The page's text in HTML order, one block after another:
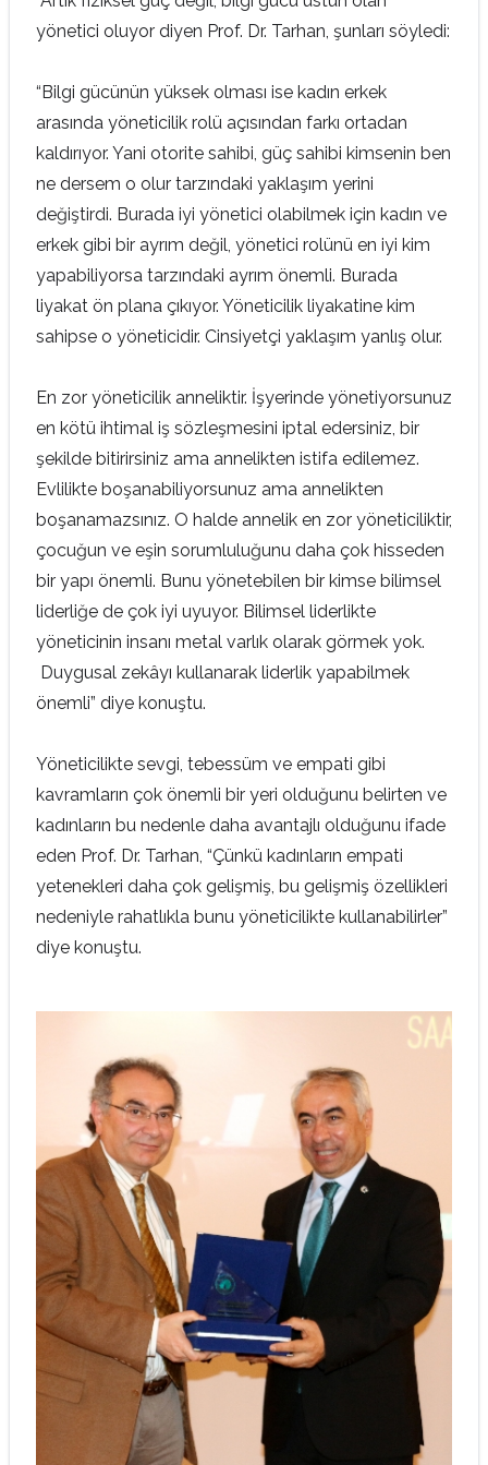
yönetici oluyor diyen Prof. Dr. Tarhan, şunları söyledi:
“Bilgi gücünün yüksek olması ise kadın erkek
arasında yöneticilik rolü açısından farkı ortadan
kaldırıyor. Yani otorite sahibi, güç sahibi kimsenin ben
ne dersem o olur tarzındaki yaklaşım yerini
değiştirdi. Burada iyi yönetici olabilmek için kadın ve
erkek gibi bir ayrım değil, yönetici rolünü en iyi kim
yapabiliyorsa tarzındaki ayrım önemli. Burada
liyakat ön plana çıkıyor. Yöneticilik liyakatine kim
sahipse o yöneticidir. Cinsiyetçi yaklaşım yanlış olur.
En zor yöneticilik anneliktir. İşyerinde yönetiyorsunuz
en kötü ihtimal iş sözleşmesini iptal edersiniz, bir
şekilde bitirirsiniz ama annelikten istifa edilemez.
Evlilikte boşanabiliyorsunuz ama annelikten
boşanamazsınız. O halde annelik en zor yöneticiliktir,
çocuğun ve eşin sorumluluğunu daha çok hisseden
bir yapı önemli. Bunu yönetebilen bir kimse bilimsel
liderliğe de çok iyi uyuyor. Bilimsel liderlikte
yöneticinin insanı metal varlık olarak görmek yok.
Duygusal zekâyı kullanarak liderlik yapabilmek
önemli” diye konuştu.
Yöneticilikte sevgi, tebessüm ve empati gibi
kavramların çok önemli bir yeri olduğunu belirten ve
kadınların bu nedenle daha avantajlı olduğunu ifade
eden Prof. Dr. Tarhan, “Çünkü kadınların empati
yetenekleri daha çok gelişmiş, bu gelişmiş özellikleri
nedeniyle rahatlıkla bunu yöneticilikte kullanabilirler”
diye konuştu.